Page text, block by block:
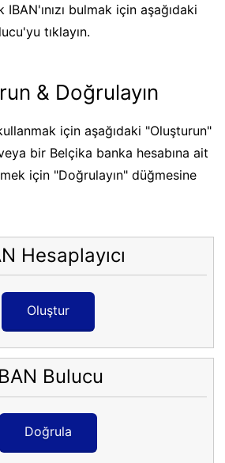
IBAN'ınızı bulmak için aşağıdaki
tıklayın.
& Doğrulayın
için aşağıdaki "Oluşturun"
bir Belçika banka hesabına ait
için "Doğrulayın" düğmesine
Hesaplayıcı
Oluştur
Bulucu
Doğrula